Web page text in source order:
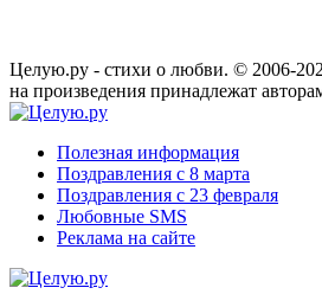
Целую.ру - стихи о любви. © 2006-
на произведения принадлежат
Полезная информация
Поздравления с 8 марта
Поздравления с 23 февраля
Любовные SMS
Реклама на сайте